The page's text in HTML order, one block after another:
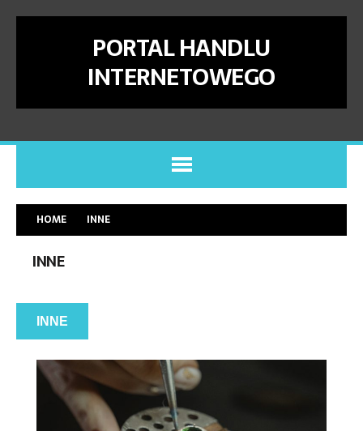
PORTAL HANDLU
INTERNETOWEGO
HOME INNE
INNE
INNE